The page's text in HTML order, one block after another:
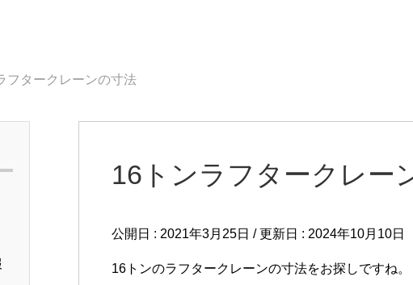
フタークレーンの寸法
16トンラフタークレー
公開日 : 2021年3月25日 / 更新日 : 2024年10月10日
16トンのラフタークレーンの寸法をお探しですね。